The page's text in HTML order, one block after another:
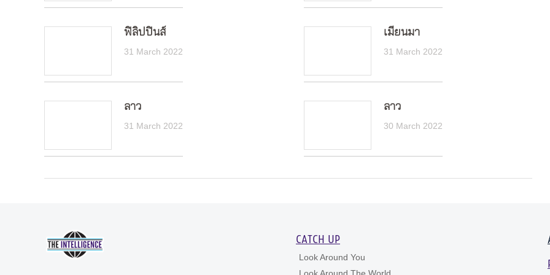
ฟิลิปปินส์
31 March 2022
เมียนมา
31 March 2022
ลาว
31 March 2022
ลาว
30 March 2022
CATCH UP
Look Around You